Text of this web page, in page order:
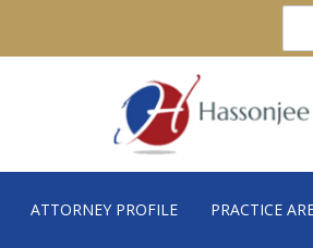
ATTORNEY PROFILE PRACTICE